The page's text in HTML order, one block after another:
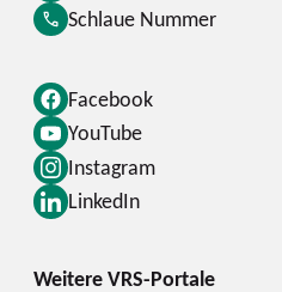
Facebook
YouTube
Instagram
LinkedIn
Schlaue Nummer